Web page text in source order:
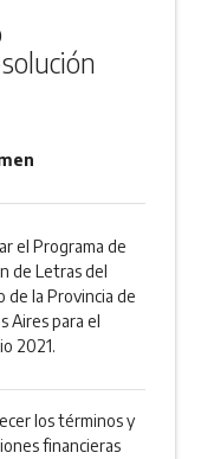
el Programa de
de Letras del
de la Provincia de
Aires para el
2021.
los términos y
financieras